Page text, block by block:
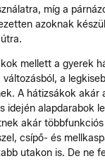
míg a
azoknak
mellett a gyerek
változásból, a
A hátizsákok akár
idején alapdarabok
akár
csípő- és
utakon is. De ne